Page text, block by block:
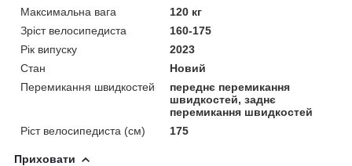
Максимальна вага
120 кг
Зріст велосипедиста
160-175
Рік випуску
2023
Стан
Новий
Перемикання швидкостей
переднє перемикання
швидкостей, заднє
перемикання швидкостей
Ріст велосипедиста (см)
175
Приховати